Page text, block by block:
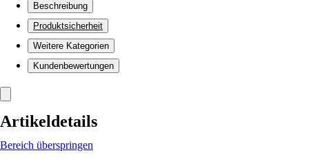
Beschreibung
Produktsicherheit
Weitere Kategorien
Kundenbewertungen
Artikeldetails
Bereich überspringen